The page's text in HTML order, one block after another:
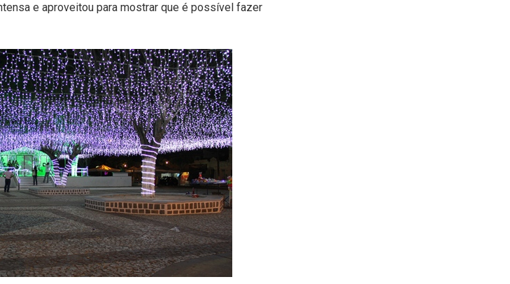
e aproveitou para mostrar que é possível fazer